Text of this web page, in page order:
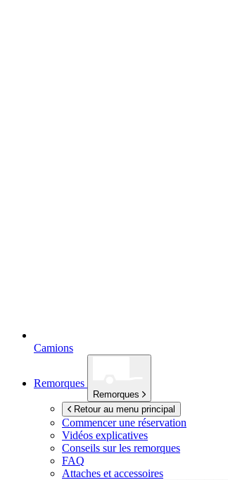
Camions
Remorques
Remorques
Retour au menu principal
Commencer une réservation
Vidéos explicatives
Conseils sur les remorques
FAQ
Attaches et accessoires